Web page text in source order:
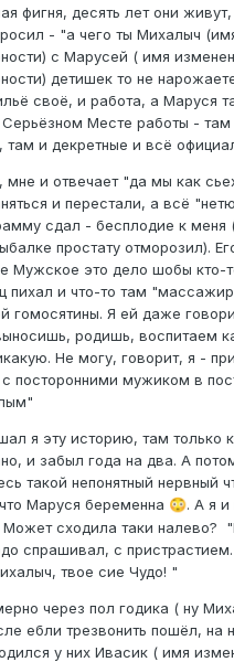
фигня, десять лет они
- "а чего ты Михалыч
с Марусей ( имя
детишек то не
своё, и работа, а Маруся
Месте работы - там
там и декретные и всё
мне и отвечает "да мы как
и перестали, а всё
сдал - бесплодие к меня
простату отморозил).
Мужское это дело шобы кто-
пихал и что-то там
гомосятины. Я ей даже
родишь, воспитаем
Не могу, говорит, я -
посторонними мужиком в
я эту историю, там только
и забыл года на два. А
такой непонятный нервный
Маруся беременна 😳. А я и
Может сходила таки налево?
спрашивал, с пристрастием.
твое сие Чудо! "
через пол годика ( ну
ебли трезвонить пошёл, на
у них Ивасик ( имя